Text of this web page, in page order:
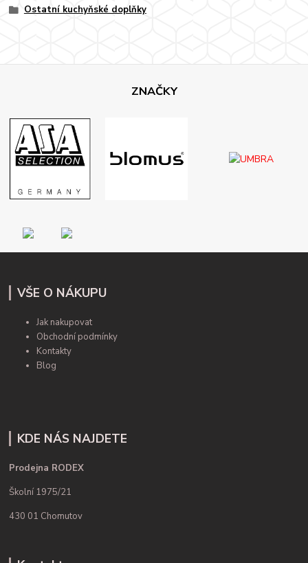
Ostatní kuchyňské doplňky
ZNAČKY
VŠE O NÁKUPU
Jak nakupovat
Obchodní podmínky
Kontakty
Blog
KDE NÁS NAJDETE
Prodejna RODEX
Školní 1975/21
430 01 Chomutov